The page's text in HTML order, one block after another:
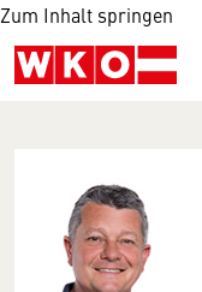
Zum Inhalt springen